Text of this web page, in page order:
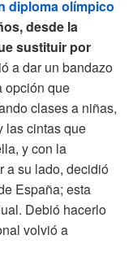
diploma olímpico
desde la
sustituir por
a dar un bandazo
opción que
clases a niñas,
las cintas que
y con la
a su lado, decidió
España; esta
Debió hacerlo
volvió a